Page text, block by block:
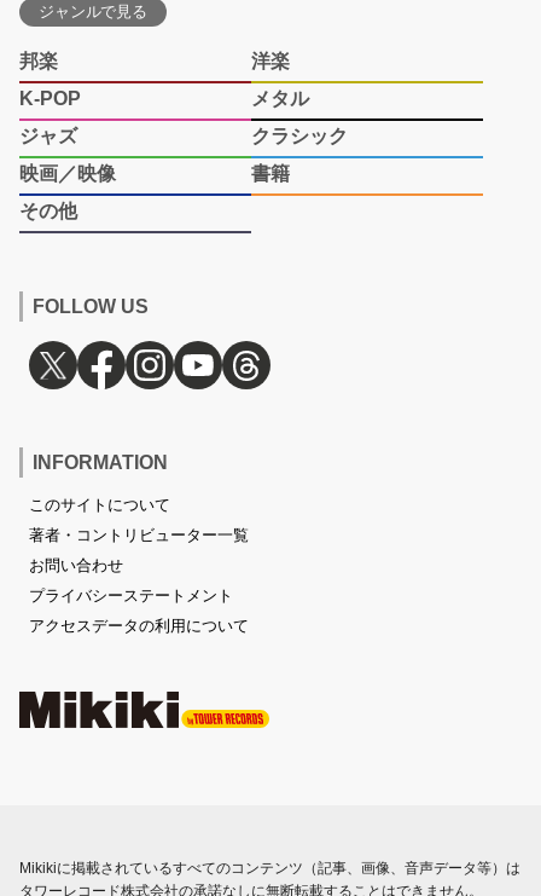
ジャンルで見る
邦楽
洋楽
K-POP
メタル
ジャズ
クラシック
映画／映像
書籍
その他
FOLLOW US
INFORMATION
このサイトについて
著者・コントリビューター一覧
お問い合わせ
プライバシーステートメント
アクセスデータの利用について
Mikikiに掲載されているすべてのコンテンツ（記事、画像、音声データ等）は
タワーレコード株式会社の承諾なしに無断転載することはできません。